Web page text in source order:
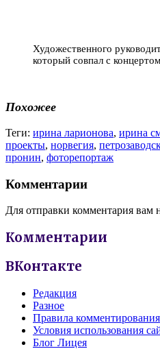
Художественного
который совпал с концертом
Похожее
Теги: ирина ларионова, ирина
проекты, норвегия,
пронин, фоторепортаж
Комментарии
Для отправки комментария вам
Комментарии
ВКонтакте
Редакция
Разное
Правила комментирования
Условия использования
Блог Лицея